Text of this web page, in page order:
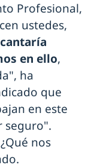
Profesional,
ustedes,
en ello,
ha
que
en este
seguro".
nos